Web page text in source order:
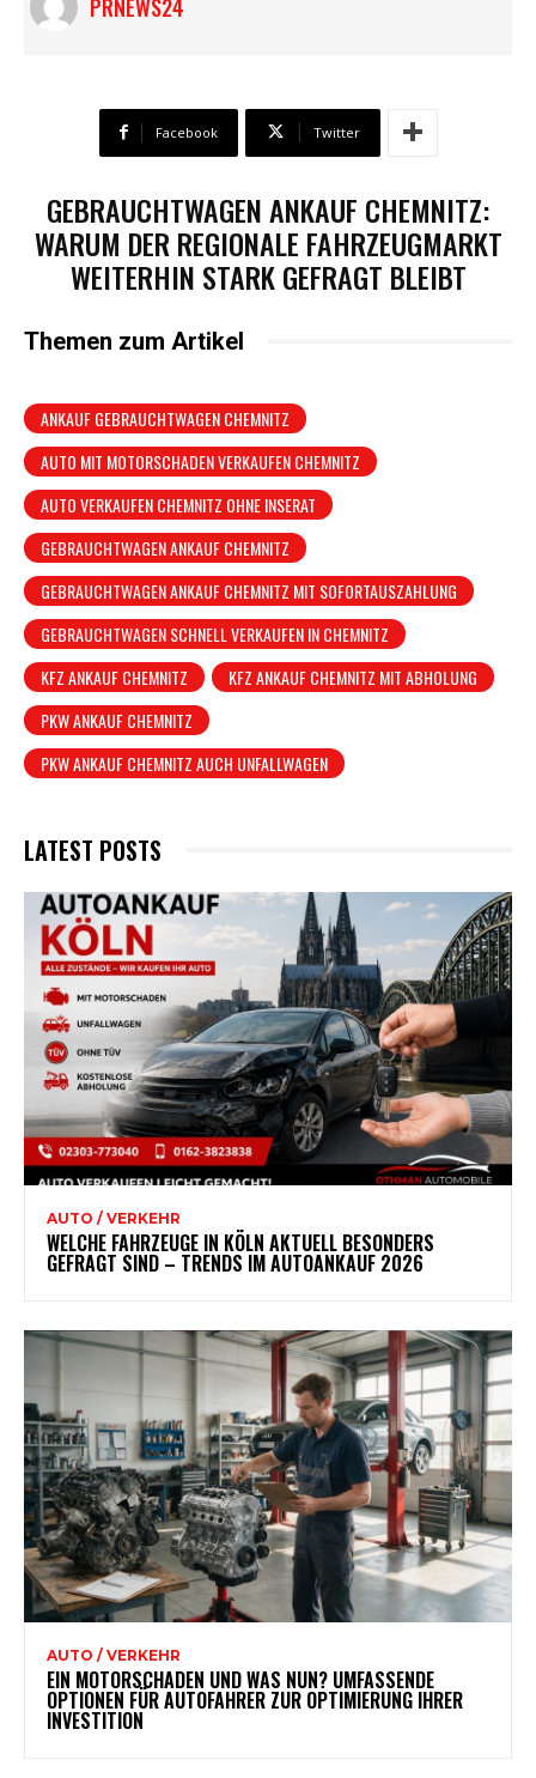
PRNEWS24
Facebook Twitter
GEBRAUCHTWAGEN ANKAUF CHEMNITZ:
WARUM DER REGIONALE FAHRZEUGMARKT
WEITERHIN STARK GEFRAGT BLEIBT
Themen zum Artikel
ANKAUF GEBRAUCHTWAGEN CHEMNITZ
AUTO MIT MOTORSCHADEN VERKAUFEN CHEMNITZ
AUTO VERKAUFEN CHEMNITZ OHNE INSERAT
GEBRAUCHTWAGEN ANKAUF CHEMNITZ
GEBRAUCHTWAGEN ANKAUF CHEMNITZ MIT SOFORTAUSZAHLUNG
GEBRAUCHTWAGEN SCHNELL VERKAUFEN IN CHEMNITZ
KFZ ANKAUF CHEMNITZ
KFZ ANKAUF CHEMNITZ MIT ABHOLUNG
PKW ANKAUF CHEMNITZ
PKW ANKAUF CHEMNITZ AUCH UNFALLWAGEN
LATEST POSTS
AUTO / VERKEHR
WELCHE FAHRZEUGE IN KÖLN AKTUELL BESONDERS
GEFRAGT SIND – TRENDS IM AUTOANKAUF 2026
AUTO / VERKEHR
EIN MOTORSCHADEN UND WAS NUN? UMFASSENDE
OPTIONEN FÜR AUTOFAHRER ZUR OPTIMIERUNG IHRER
INVESTITION